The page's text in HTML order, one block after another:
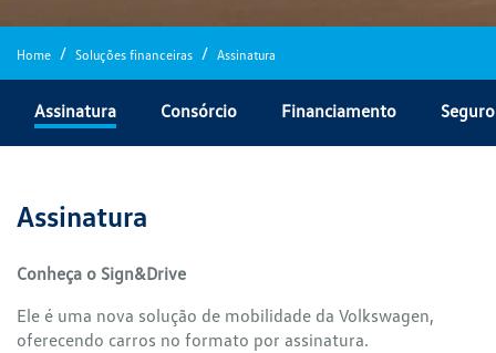
Home Soluções financeiras Assinatura
Consórcio Financiamento Seguro
Assinatura
Assinatura
Conheça o Sign&Drive
Ele é uma nova solução de mobilidade da Volkswagen,
oferecendo carros no formato por assinatura.